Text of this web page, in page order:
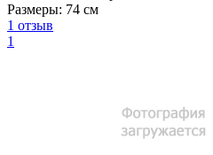
Размеры: 74 см
1 отзыв
1